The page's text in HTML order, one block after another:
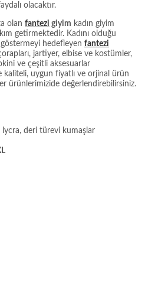
olacaktır.
olan fantezi giyim kadın giyim
getirmektedir. Kadını olduğu
hedefleyen fantezi
jartiyer, elbise ve kostümler,
ve çeşitli aksesuarlar
kaliteli, uygun fiyatlı ve orjinal ürün
ürünlerimizide değerlendirebilirsiniz.
lycra, deri türevi kumaşlar